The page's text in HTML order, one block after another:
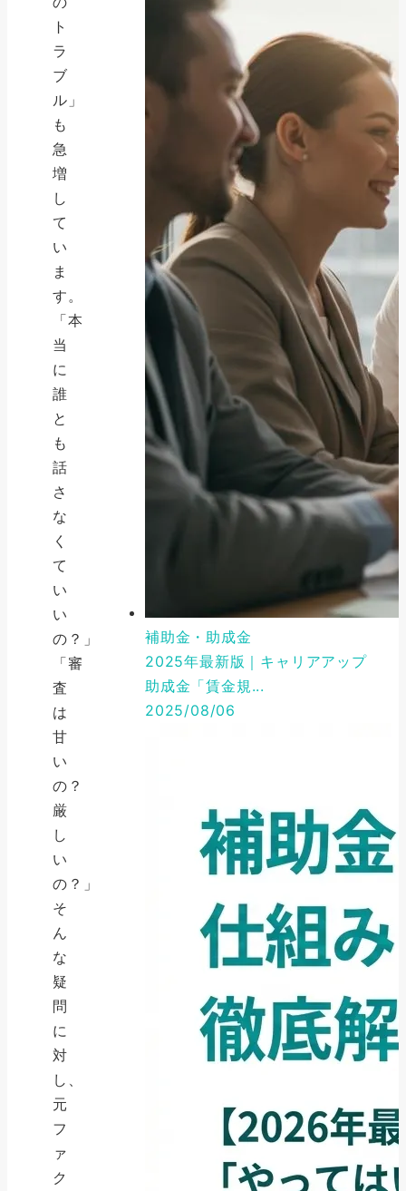
ト
ラ
ブ
ル」
も
急
増
し
て
い
ま
す。
「本
当
に
誰
と
も
話
さ
な
く
て
い
い
の？」
「審
査
は
甘
い
の？
厳
し
い
の？」
そ
ん
な
疑
問
に
対
し、
元
フ
ァ
ク
補助金・助成金
2025年最新版｜キャリアアップ
助成金「賃金規...
2025/08/06